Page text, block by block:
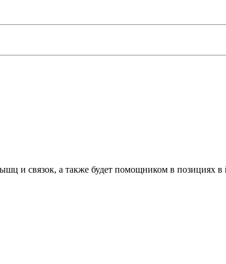
и связок, а также будет помощником в позициях